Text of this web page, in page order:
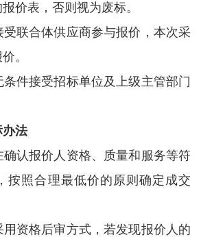
价表，否则视为废标。
受联合体供应商参与报价，本次采
。
件接受招标单位及上级主管部门
办法
确认报价人资格、质量和服务等符
按照合理最低价的原则确定成交
用资格后审方式，若发现报价人的